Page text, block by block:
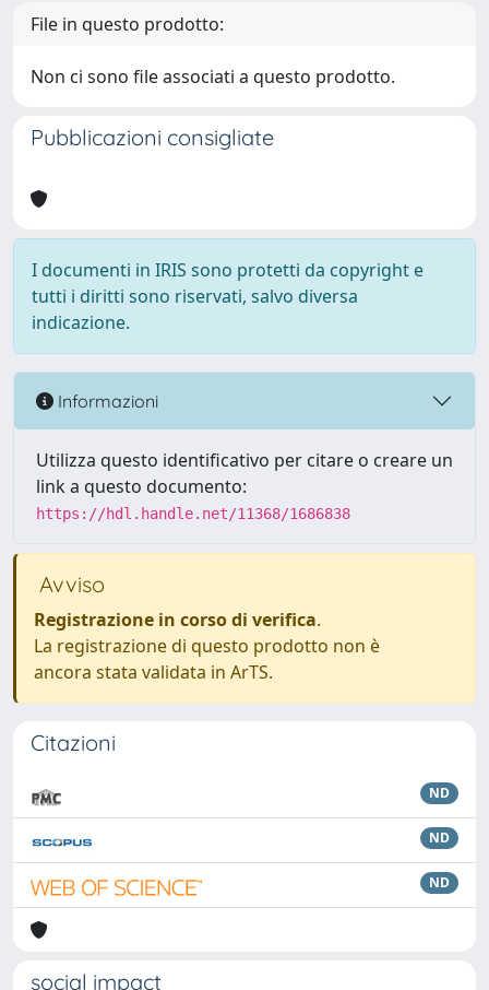
File in questo prodotto:
Non ci sono file associati a questo prodotto.
Pubblicazioni consigliate
I documenti in IRIS sono protetti da copyright e
tutti i diritti sono riservati, salvo diversa
indicazione.
Informazioni
Utilizza questo identificativo per citare o creare un
link a questo documento:
https://hdl.handle.net/11368/1686838
Avviso
Registrazione in corso di verifica.
La registrazione di questo prodotto non è
ancora stata validata in ArTS.
Citazioni
ND
ND
ND
social impact